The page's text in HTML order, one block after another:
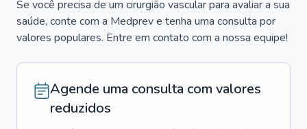
Se você precisa de um cirurgião vascular para avaliar a sua
saúde, conte com a Medprev e tenha uma consulta por
valores populares. Entre em contato com a nossa equipe!
Agende uma consulta com valores
reduzidos